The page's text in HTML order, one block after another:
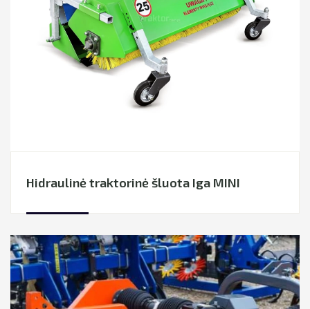
PERVEŽIMAI
TECHNIKOS NUOMA
NEKILNOJAMOJO TURTO NUOMA
Sniego nupūtėjai
Vejos priežiūros technika
Nuotekų valymo įrenginiai
Kita komunalinė technika
Hidraulinė traktorinė šluota Iga MINI